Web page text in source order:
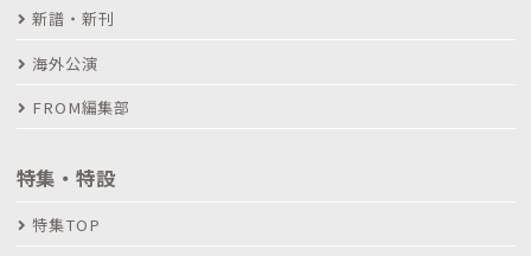
新譜・新刊
海外公演
FROM編集部
特集・特設
特集TOP